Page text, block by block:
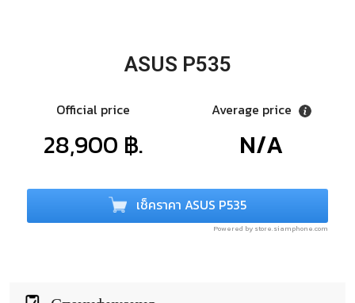
ASUS P535
Official price
28,900 ฿.
Average price
N/A
เช็คราคา ASUS P535
Powered by store.siamphone.com